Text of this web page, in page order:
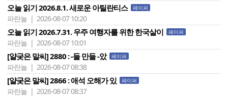
오늘 읽기 2026.8.1. 새로운 아틸란티스 페이퍼
파란놀 | 2026-08-07 10:20
오늘 읽기 2026.7.31. 우주 여행자를 위한 한국살이 페이퍼
파란놀 | 2026-08-07 10:01
[얄궂은 말씨] 2880 : -들 만들 -았 페이퍼
파란놀 | 2026-08-07 08:38
[얄궂은 말씨] 2866 : 애석 오해가 있 페이퍼
파란놀 | 2026-08-07 08:37